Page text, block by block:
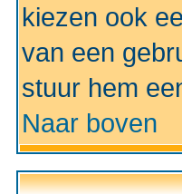
kiezen ook
van een
stuur hem
Naar boven